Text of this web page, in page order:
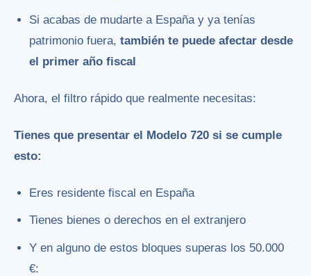
Si acabas de mudarte a España y ya tenías
patrimonio fuera,también te puede afectar desde
el primer año fiscal
Ahora, el filtro rápido que realmente necesitas:
Tienes que presentar el Modelo 720 si se cumple
esto:
Eres residente fiscal en España
Tienes bienes o derechos en el extranjero
Y en alguno de estos bloques superas los 50.000
€: